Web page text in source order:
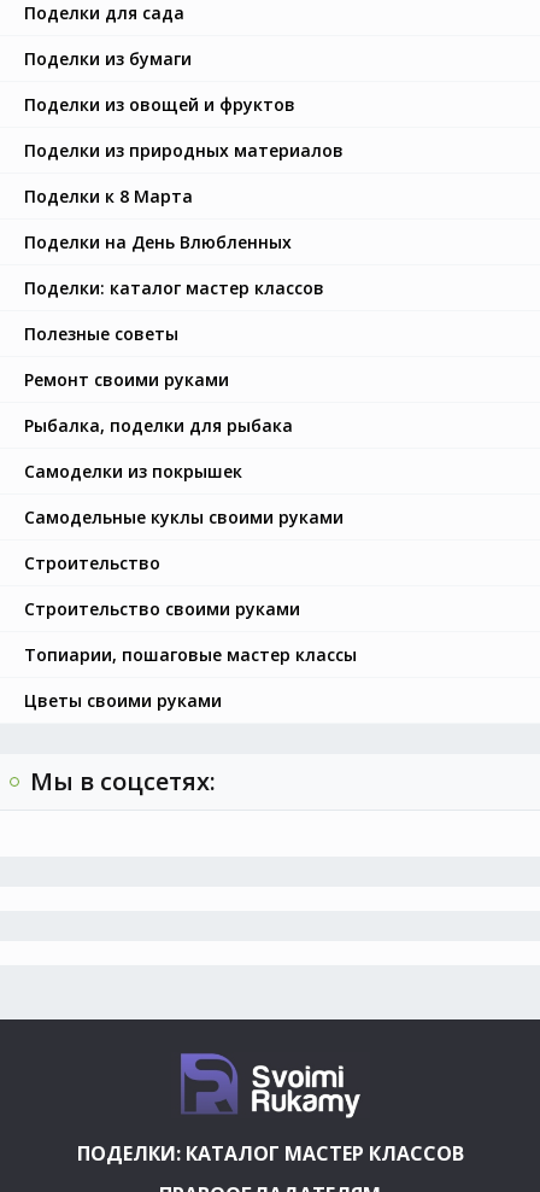
Поделки для сада
Поделки из бумаги
Поделки из овощей и фруктов
Поделки из природных материалов
Поделки к 8 Марта
Поделки на День Влюбленных
Поделки: каталог мастер классов
Полезные советы
Ремонт своими руками
Рыбалка, поделки для рыбака
Самоделки из покрышек
Самодельные куклы своими руками
Строительство
Строительство своими руками
Топиарии, пошаговые мастер классы
Цветы своими руками
Мы в соцсетях:
ПОДЕЛКИ: КАТАЛОГ МАСТЕР КЛАССОВ